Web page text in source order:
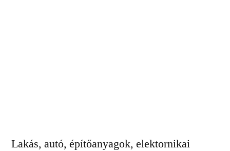
Lakás, autó, építőanyagok, elektornikai